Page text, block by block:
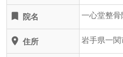
turned_in 院名 一心堂整骨
location_on 住所 岩手県一